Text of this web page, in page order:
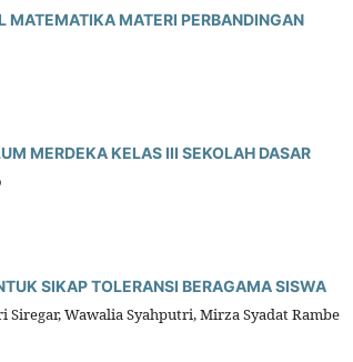
MATERI PERBANDINGAN
MERDEKA KELAS III SEKOLAH DASAR
SIKAP TOLERANSI BERAGAMA SISWA
Wawalia Syahputri, Mirza Syadat Rambe